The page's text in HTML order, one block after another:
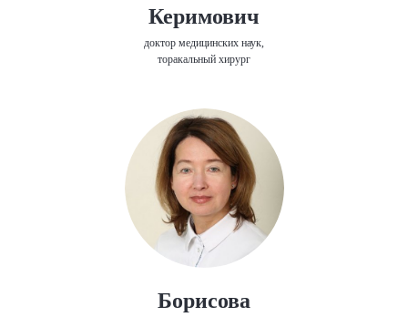
Керимович
доктор медицинских наук,
торакальный хирург
Борисова